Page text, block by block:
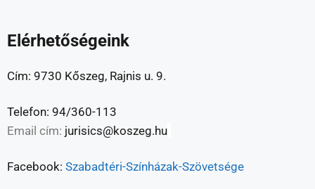
Elérhetőségeink
Cím: 9730 Kőszeg, Rajnis u. 9.
Telefon: 94/360-113
Email cím: jurisics@koszeg.hu
Facebook: Szabadtéri-Színházak-Szövetsége